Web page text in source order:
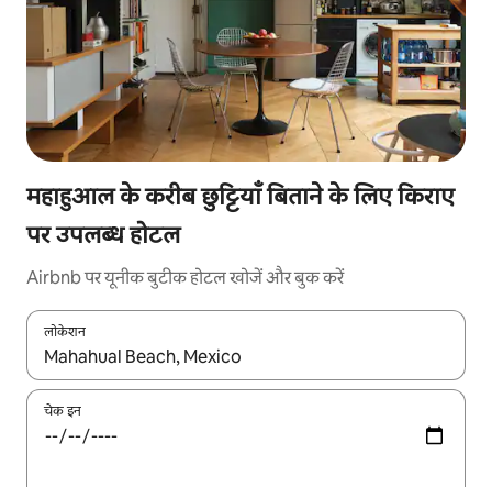
महाहुआल के करीब छुट्टियाँ बिताने के लिए किराए
पर उपलब्ध होटल
Airbnb पर यूनीक बुटीक होटल खोजें और बुक करें
लोकेशन
नतीजों के उपलब्ध होने पर, अप और डाउन 'ऐरो की' का इस्तेमाल करके नेविगेट
चेक इन